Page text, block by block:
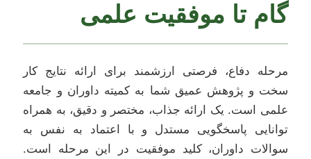
گام تا موفقیت علمی
مرحله دفاع، فرصتی ارزشمند برای ارائه نتایج کار
سخت و پژوهش عمیق شما به کمیته داوران و جامعه
علمی است. یک ارائه جذاب، مختصر و دقیق، به همراه
توانایی پاسخگویی مستدل و با اعتماد به نفس به
سوالات داوران، کلید موفقیت در این مرحله است.